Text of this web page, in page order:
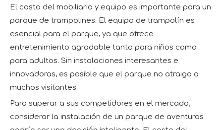
El costo del mobiliario y equipo es importante para un
parque de trampolines. El equipo de trampolín es
esencial para el parque, ya que ofrece
entretenimiento agradable tanto para niños como
para adultos. Sin instalaciones interesantes e
innovadoras, es posible que el parque no atraiga a
muchos visitantes.
Para superar a sus competidores en el mercado,
considerar la instalación de un parque de aventuras